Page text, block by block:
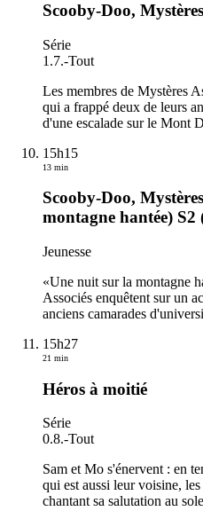
Scooby-Doo,
Série
1.7.-Tout
Les membres de Mystères
qui a frappé deux de leurs
d'une escalade sur le Mont
15h15
13 min
Scooby-Doo,
montagne hantée) S2
Jeunesse
«Une nuit sur la montagne
Associés enquêtent sur un
anciens camarades
15h27
21 min
Héros à moitié
Série
0.8.-Tout
Sam et Mo s'énervent : en
qui est aussi leur voisine,
chantant sa salutation au